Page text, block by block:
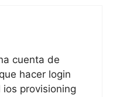
cuenta de
hacer login
provisioning